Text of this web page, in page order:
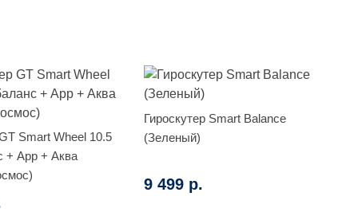
Smart Wheel 10.5
+ App + Аква
Гироскутер Smart Balance
(Зеленый)
9 499 р.